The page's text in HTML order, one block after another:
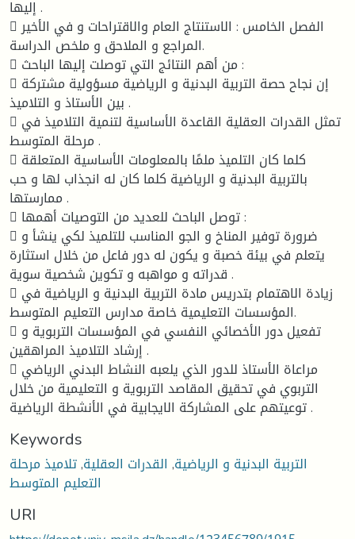
إليها .
 الفصل الخامس : الاستنتاج العام والاقتراحات و في الأخير
المراجع و الملاحق و ملخص الدراسة.
 من أهم النتائج التي توصلت إليها الباحث :
 إن نجاح حصة التربية البدنية و الرياضية مسؤولية مشتركة
بين الأستاذ و التلاميذ .
 تمثل القدرات العقلية القاعدة الأساسية لتنمية التلاميذ في
مرحلة المتوسط .
 كلما كان التلميذ ملمًا بالمعلومات الأساسية المتعلقة
بالتربية البدنية و الرياضية كلما كان له انجذاب لها و حب
ممارستها .
 توصل الباحث للعديد من التوصيات أهمها :
 ضرورة توفير المناخ و الجو المناسب للتلميذ لكي ينشأ و
يتعلم في بيئة خصبة و يكون له دور فاعل من خلال استثارة
قدراته و مواهبه و تكوين شخصية سوية .
 زيادة الاهتمام بتدريس مادة التربية البدنية و الرياضية في
المؤسسات التعليمية خاصة مدارس التعليم المتوسط.
 تفعيل دور الأخصائي النفسي في المؤسسات التربوية و
إرشاد التلاميذ المراهقين .
 مراعاة الأستاذ للدور الذي يلعبه النشاط البدني الرياضي
التربوي في تحقيق المقاصد التربوية و التعليمية من خلال
توعيتهم على المشاركة الايجابية في الأنشطة الرياضية .
Keywords
التربية البدنية و الرياضية, القدرات العقلية,تلاميذ مرحلة
التعليم المتوسط
URI